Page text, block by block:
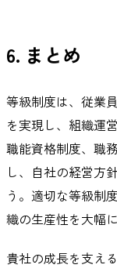
6. まとめ
等級制度は、従業
を実現し、組織運
職能資格制度、職
し、自社の経営方
う。適切な等級制
織の生産性を大幅
貴社の成長を支え